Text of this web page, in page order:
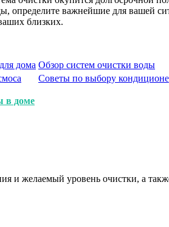
определите важнейшие для вашей
близких.
дома Обзор систем очистки воды
Советы по выбору
в доме
и желаемый уровень очистки, а